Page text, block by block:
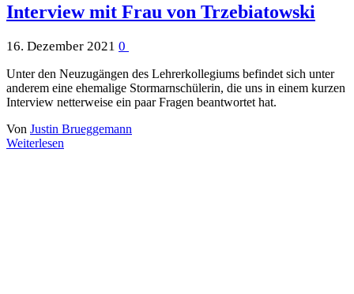
Interview mit Frau von Trzebiatowski
16. Dezember 2021 0
Unter den Neuzugängen des Lehrerkollegiums befindet sich unter
anderem eine ehemalige Stormarnschülerin, die uns in einem kurzen
Interview netterweise ein paar Fragen beantwortet hat.
Von Justin Brueggemann
Weiterlesen